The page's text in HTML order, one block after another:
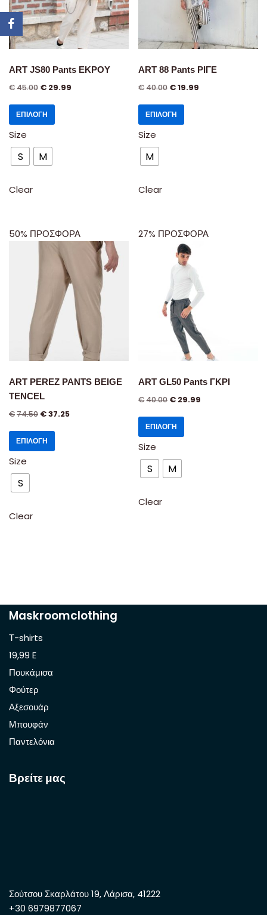
ART JS80 Pants ΕΚΡΟΥ
€45.00 € 29.99
ΕΠΙΛΟΓΉ
Size
S M
Clear
ART 88 Pants ΡΙΓΕ
€40.00 €19.99
ΕΠΙΛΟΓΉ
Size
M
Clear
50% ΠΡΟΣΦΟΡΑ
ART PEREZ PANTS BEIGE
TENCEL
€74.50 €37.25
ΕΠΙΛΟΓΉ
Size
S
Clear
27% ΠΡΟΣΦΟΡΑ
ART GL50 Pants ΓΚΡΙ
€40.00 € 29.99
ΕΠΙΛΟΓΉ
Size
S M
Clear
Maskroomclothing
Τ-shirts
19,99 E
Πουκάμισα
Φούτερ
Αξεσουάρ
Μπουφάν
Παντελόνια
Βρείτε μας
Σούτσου Σκαρλάτου 19, Λάρισα, 41222
+30 6979877067